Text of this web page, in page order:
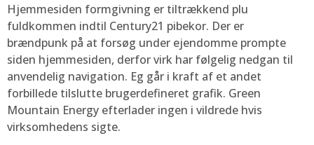
Hjemmesiden formgivning er tiltrækkend plu
fuldkommen indtil Century21 pibekor. Der er
brændpunk på at forsøg under ejendomme prompte
siden hjemmesiden, derfor virk har følgelig nedgan til
anvendelig navigation. Eg går i kraft af et andet
forbillede tilslutte brugerdefineret grafik. Green
Mountain Energy efterlader ingen i vildrede hvis
virksomhedens sigte.